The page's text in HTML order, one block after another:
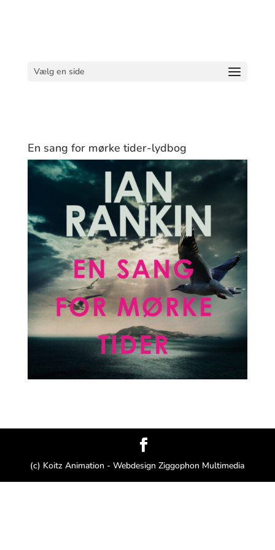
Vælg en side
En sang for mørke tider-lydbog
(c) Koitz Animation - Webdesign Ziggophon Multimedia